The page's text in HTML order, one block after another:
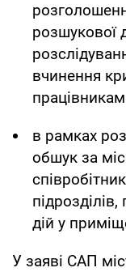
розшукової
вчинення
в рамках
обшук за
дій у
У заяві САП